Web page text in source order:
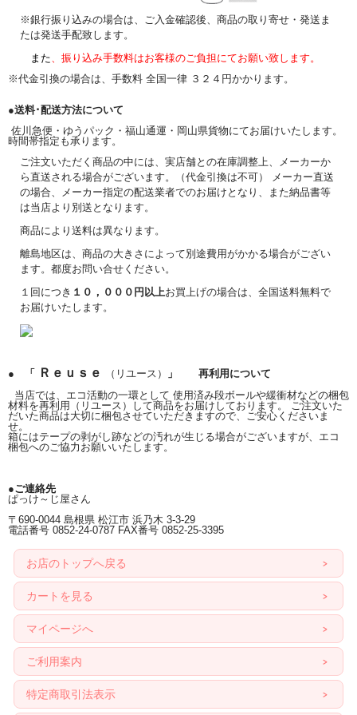
※銀行振り込みの場合は、ご入金確認後、商品の取り寄せ・発送ま
たは発送手配致します。
また 、振り込み手数料はお客様のご負担にてお願い致します。
※代金引換の場合は、手数料 全国一律 ３２４円かかります。
●送料･配送方法について
佐川急便・ゆうパック・福山通運・岡山県貨物にてお届けいたします。
時間帯指定も承ります。
ご注文いただく商品の中には、実店舗との在庫調整上、メーカーか
ら直送される場合がございます。（代金引換は不可） メーカー直送
の場合、メーカー指定の配送業者でのお届けとなり、また納品書等
は当店より別送となります。
商品により送料は異なります。
離島地区は、商品の大きさによって別途費用がかかる場合がござい
ます。都度お問い合せください。
１回につき １０，０００円以上お買上げの場合は、全国送料無料で
お届けいたします。
● 「 Ｒｅｕｓｅ （リユース）
」 再利用について
当店では、エコ活動の一環として 使用済み段ボールや緩衝材などの梱包
材料を再利用（リユース）して商品をお届けしております。 ご注文いた
だいた商品は大切に梱包させていただきますので、ご安心くださいま
せ。
箱にはテープの剥がし跡などの汚れが生じる場合がございますが、エコ
梱包へのご協力お願いいたします。
●ご連絡先
ぱっけ～じ屋さん
〒690-0044 島根県 松江市 浜乃木 3-3-29
電話番号 0852-24-0787 FAX番号 0852-25-3395
お店のトップへ戻る
カートを見る
マイページへ
ご利用案内
特定商取引法表示